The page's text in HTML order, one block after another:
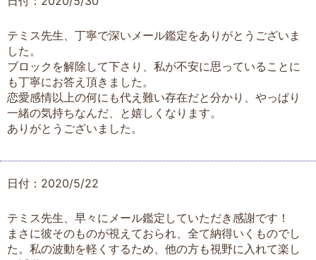
テミス先生、丁寧で深いメール鑑定をありがとうございま
した。
ブロックを解除して下さり、私が不安に思っていることに
も丁寧にお答え頂きました。
恋愛感情以上の何にも代え難い存在だと分かり、やっぱり
一緒の気持ちなんだ、と嬉しくなります。
ありがとうございました。
日付：2020/5/22
テミス先生、早々にメール鑑定していただき感謝です！
まさに彼そのものが視えておられ、全て納得いくものでし
た。私の波動を軽くするため、他の方も視野に入れて楽し